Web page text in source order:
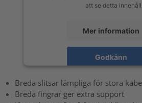
att se detta innehåll.
Mer information
Godkänn
Breda slitsar lämpliga för stora
Breda fingrar ger extra support